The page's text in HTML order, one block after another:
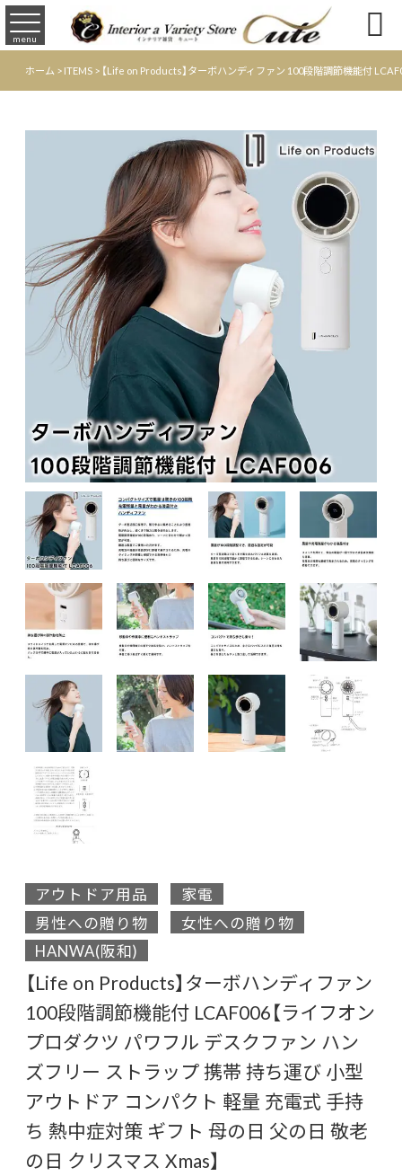
menu 
ホーム >ITEMS > 【Life on Products】ターボハンディファン 100段階調節機能付
アウトドア用品
家電
男性への贈り物
女性への贈り物
HANWA(阪和)
【Life on Products】ターボハンディファン
100段階調節機能付 LCAF006【ライフオン
プロダクツ パワフル デスクファン ハン
ズフリー ストラップ 携帯 持ち運び 小型
アウトドア コンパクト 軽量 充電式 手持
ち 熱中症対策 ギフト 母の日 父の日 敬老
の日 クリスマス Xmas】